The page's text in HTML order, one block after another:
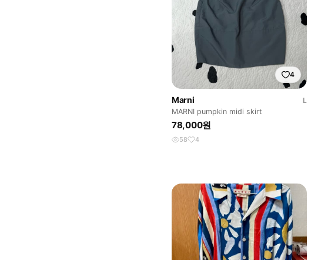
4
Marni
L
MARNI pumpkin midi skirt
78,000원
58 4